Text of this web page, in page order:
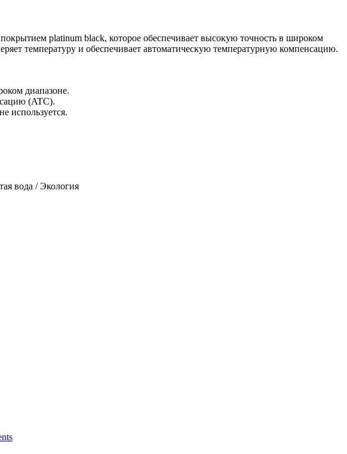
platinum black, которое обеспечивает высокую точность в широком
температуру и обеспечивает автоматическую температурную компенсацию.
диапазоне.
(ATC).
используется.
вода / Экология